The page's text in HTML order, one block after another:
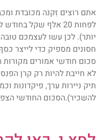
אתם רוצים זִקנה מכובדת
יותר). לכן עשו לעצמכם
חסונים מספיק כדי לייצר
סכום חודשי אמורים
לא חייבת להיות רק קרן
תיק ניירות ערך, פיקדונות
להשכיר).הסכום החודשי